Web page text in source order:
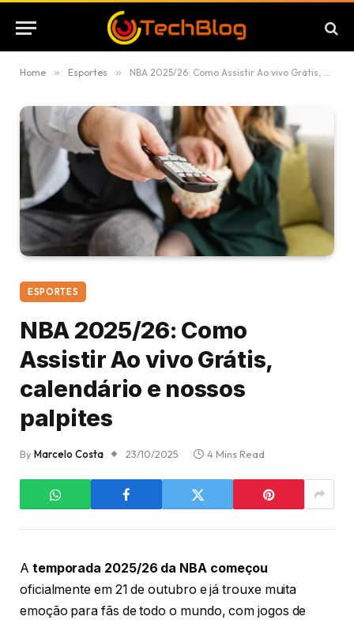
Home » Esportes » NBA 2025/26: Como Assistir Ao vivo Grátis, calendário e nossos palpites
ESPORTES
NBA 2025/26: Como
Assistir Ao vivo Grátis,
calendário e nossos
palpites
ByMarcelo Costa 23/10/2025 4 Mins Read
A temporada 2025/26 da NBA começou
oficialmente em 21 de outubro e já trouxe muita
emoção para fãs de todo o mundo, com jogos de